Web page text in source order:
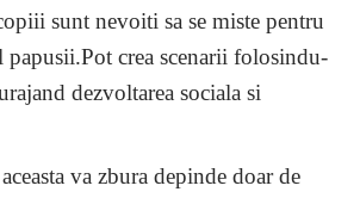
sunt nevoiti sa se miste pentru
papusii.Pot crea scenarii folosindu-
dezvoltarea sociala si
va zbura depinde doar de